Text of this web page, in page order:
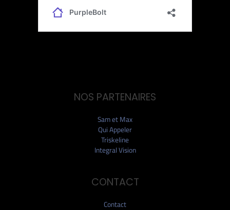
NOS PARTENAIRES
Sam et Max
Qui Appeler
Triskeline
Integral Vision
CONTACT
Contact